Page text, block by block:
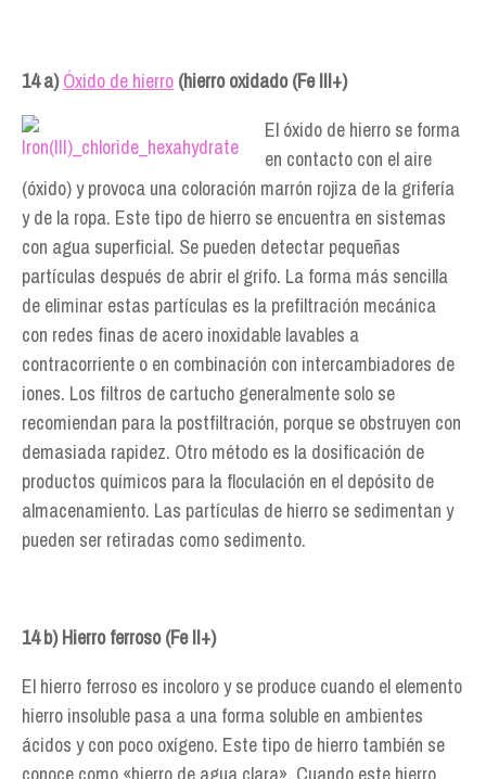
14 a)Óxido de hierro (hierro oxidado (Fe III+)
El óxido de hierro se forma
en contacto con el aire
(óxido) y provoca una coloración marrón rojiza de la grifería
y de la ropa. Este tipo de hierro se encuentra en sistemas
con agua superficial. Se pueden detectar pequeñas
partículas después de abrir el grifo. La forma más sencilla
de eliminar estas partículas es la prefiltración mecánica
con redes finas de acero inoxidable lavables a
contracorriente o en combinación con intercambiadores de
iones. Los filtros de cartucho generalmente solo se
recomiendan para la postfiltración, porque se obstruyen con
demasiada rapidez. Otro método es la dosificación de
productos químicos para la floculación en el depósito de
almacenamiento. Las partículas de hierro se sedimentan y
pueden ser retiradas como sedimento.
14 b) Hierro ferroso (Fe II+)
El hierro ferroso es incoloro y se produce cuando el elemento
hierro insoluble pasa a una forma soluble en ambientes
ácidos y con poco oxígeno. Este tipo de hierro también se